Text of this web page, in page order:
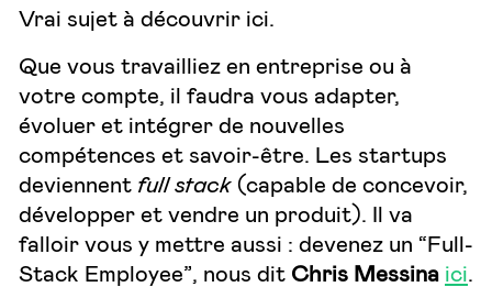
Vrai sujet à découvrir ici
Que vous travailliez en entreprise ou à
votre compte, il faudra vous adapter,
évoluer et intégrer de nouvelles
compétences et savoir-être. Les startups
deviennent full stack (capable de concevoir,
développer et vendre un produit). Il va
falloir vous y mettre aussi : devenez un “Full-
Stack Employee”, nous dit Chris Messina ici